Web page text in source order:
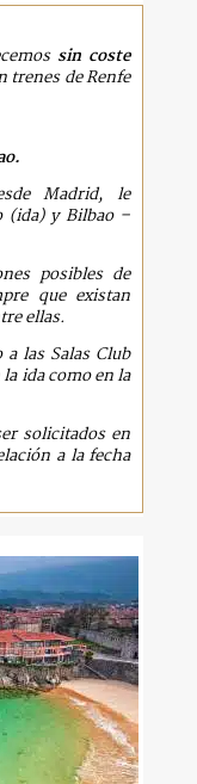
sin coste
trenes de Renfe
Madrid, le
(ida) y Bilbao –
posibles de
que existan
ellas.
las Salas Club
ida como en la
solicitados en
a la fecha